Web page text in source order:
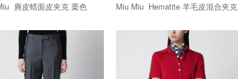
Miu Miu 麂皮蜡面皮夹克 栗色 Miu Miu Hematite 羊毛皮混合夹克